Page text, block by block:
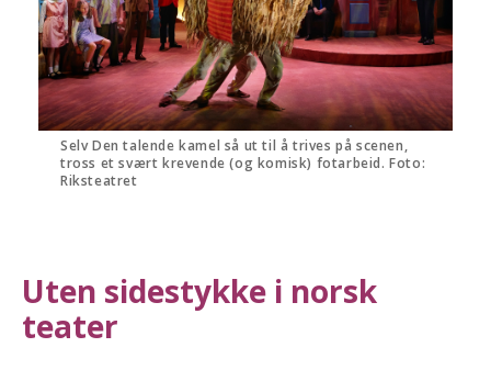
Selv Den talende kamel så ut til å trives på scenen,
tross et svært krevende (og komisk) fotarbeid. Foto:
Riksteatret
Uten sidestykke i norsk
teater